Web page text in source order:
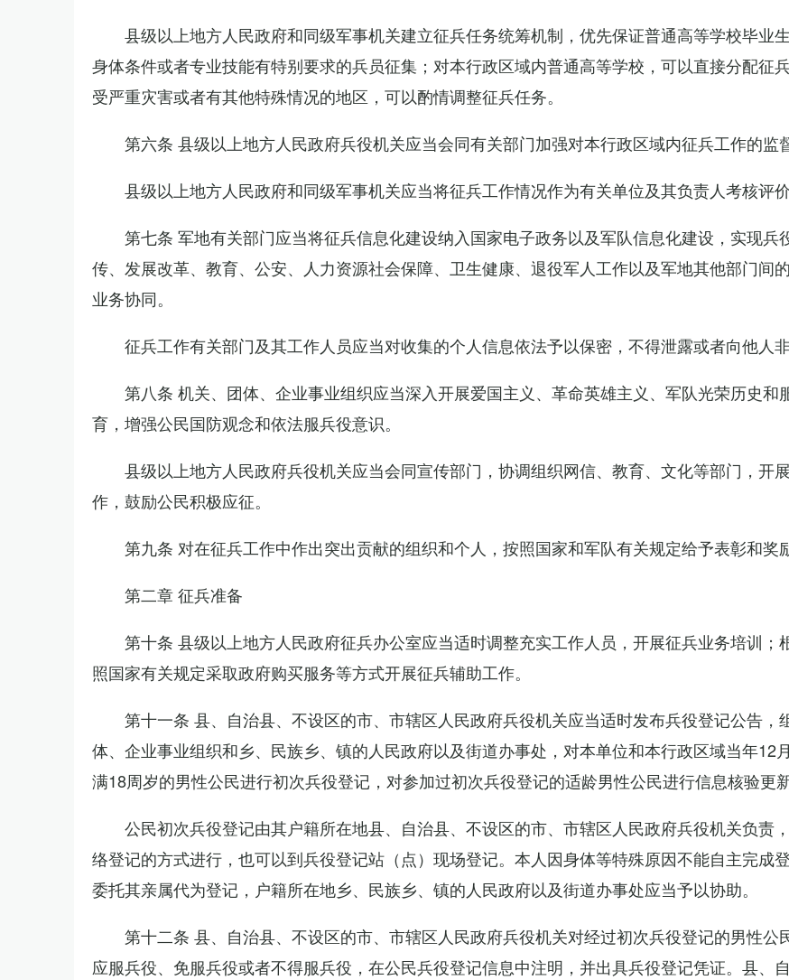
县级以上地方人民政府和同级军事机关建立征兵任务统筹机制，优先保证普通高等学校毕业生
身体条件或者专业技能有特别要求的兵员征集；对本行政区域内普通高等学校，可以直接分配征
受严重灾害或者有其他特殊情况的地区，可以酌情调整征兵任务。
第六条 县级以上地方人民政府兵役机关应当会同有关部门加强对本行政区域内征兵工作的监
县级以上地方人民政府和同级军事机关应当将征兵工作情况作为有关单位及其负责人考核评价
第七条 军地有关部门应当将征兵信息化建设纳入国家电子政务以及军队信息化建设，实现兵
传、发展改革、教育、公安、人力资源社会保障、卫生健康、退役军人工作以及军地其他部门间
业务协同。
征兵工作有关部门及其工作人员应当对收集的个人信息依法予以保密，不得泄露或者向他人非
第八条 机关、团体、企业事业组织应当深入开展爱国主义、革命英雄主义、军队光荣历史和
育，增强公民国防观念和依法服兵役意识。
县级以上地方人民政府兵役机关应当会同宣传部门，协调组织网信、教育、文化等部门，开
作，鼓励公民积极应征。
第九条 对在征兵工作中作出突出贡献的组织和个人，按照国家和军队有关规定给予表彰和奖励
第二章 征兵准备
第十条 县级以上地方人民政府征兵办公室应当适时调整充实工作人员，开展征兵业务培训；
照国家有关规定采取政府购买服务等方式开展征兵辅助工作。
第十一条 县、自治县、不设区的市、市辖区人民政府兵役机关应当适时发布兵役登记公告，
体、企业事业组织和乡、民族乡、镇的人民政府以及街道办事处，对本单位和本行政区域当年12
满18周岁的男性公民进行初次兵役登记，对参加过初次兵役登记的适龄男性公民进行信息核验更新
公民初次兵役登记由其户籍所在地县、自治县、不设区的市、市辖区人民政府兵役机关负责
络登记的方式进行，也可以到兵役登记站（点）现场登记。本人因身体等特殊原因不能自主完成
委托其亲属代为登记，户籍所在地乡、民族乡、镇的人民政府以及街道办事处应当予以协助。
第十二条 县、自治县、不设区的市、市辖区人民政府兵役机关对经过初次兵役登记的男性公
应服兵役、免服兵役或者不得服兵役，在公民兵役登记信息中注明，并出具兵役登记凭证。县、